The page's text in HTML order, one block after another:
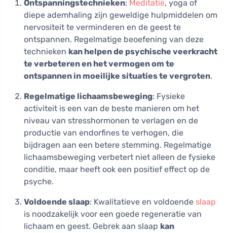
Ontspanningstechnieken: Meditatie, yoga of
diepe ademhaling zijn geweldige hulpmiddelen om
nervositeit te verminderen en de geest te
ontspannen. Regelmatige beoefening van deze
technieken kan helpen de psychische veerkracht
te verbeteren en het vermogen om te
ontspannen in moeilijke situaties te vergroten.
Regelmatige lichaamsbeweging: Fysieke
activiteit is een van de beste manieren om het
niveau van stresshormonen te verlagen en de
productie van endorfines te verhogen, die
bijdragen aan een betere stemming. Regelmatige
lichaamsbeweging verbetert niet alleen de fysieke
conditie, maar heeft ook een positief effect op de
psyche.
Voldoende slaap: Kwalitatieve en voldoende slaap
is noodzakelijk voor een goede regeneratie van
lichaam en geest. Gebrek aan slaap kan